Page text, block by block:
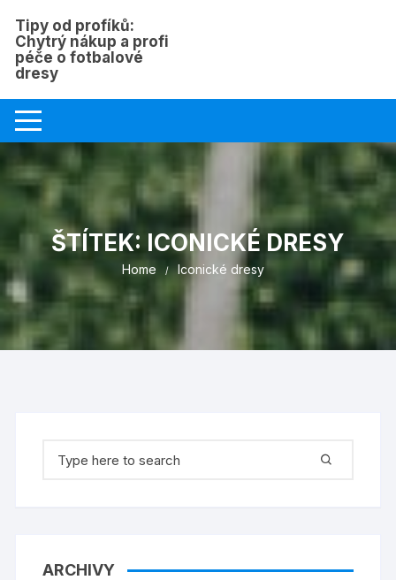
content
Tipy od profíků:
Chytrý nákup a profi
péče o fotbalové
dresy
ŠTÍTEK: ICONICKÉ DRESY
Home Iconické dresy
for:
ARCHIVY